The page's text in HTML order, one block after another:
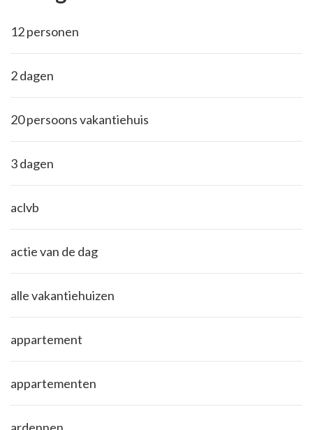
12 personen
2 dagen
20 persoons vakantiehuis
3 dagen
aclvb
actie van de dag
alle vakantiehuizen
appartement
appartementen